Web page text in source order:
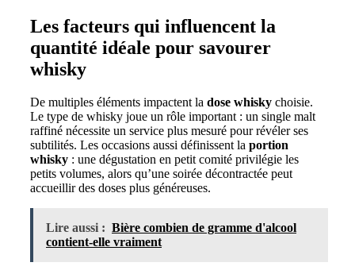
Les facteurs qui influencent la
quantité idéale pour savourer
whisky
De multiples éléments impactent la dose whisky choisie.
Le type de whisky joue un rôle important : un single malt
raffiné nécessite un service plus mesuré pour révéler ses
subtilités. Les occasions aussi définissent la portion
whisky : une dégustation en petit comité privilégie les
petits volumes, alors qu’une soirée décontractée peut
accueillir des doses plus généreuses.
Lire aussi : Bière combien de gramme d'alcool
contient-elle vraiment